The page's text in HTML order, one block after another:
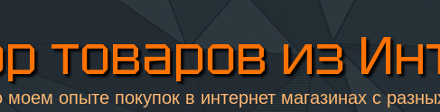
товаров из
моем опыте покупок в интернет магазинах с